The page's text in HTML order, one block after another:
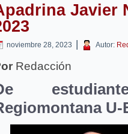
Javier
noviembre 28, 2023 | Autor:
Redacción
U-